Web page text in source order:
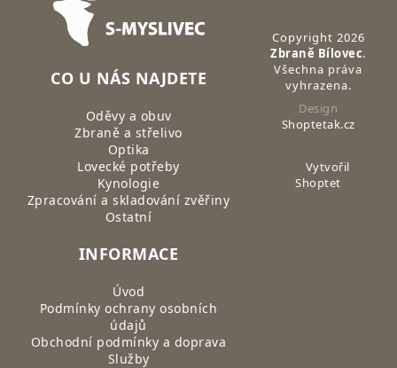
CO U NÁS NAJDETE
Oděvy a obuv
Zbraně a střelivo
Optika
Lovecké potřeby
Kynologie
Zpracování a skladování zvěřiny
Ostatní
INFORMACE
Úvod
Podmínky ochrany osobních
údajů
Obchodní podmínky a doprava
Služby
Copyright 2026
Zbraně Bílovec.
Všechna práva
vyhrazena.
Design
Shoptetak.cz
Vytvořil
Shoptet